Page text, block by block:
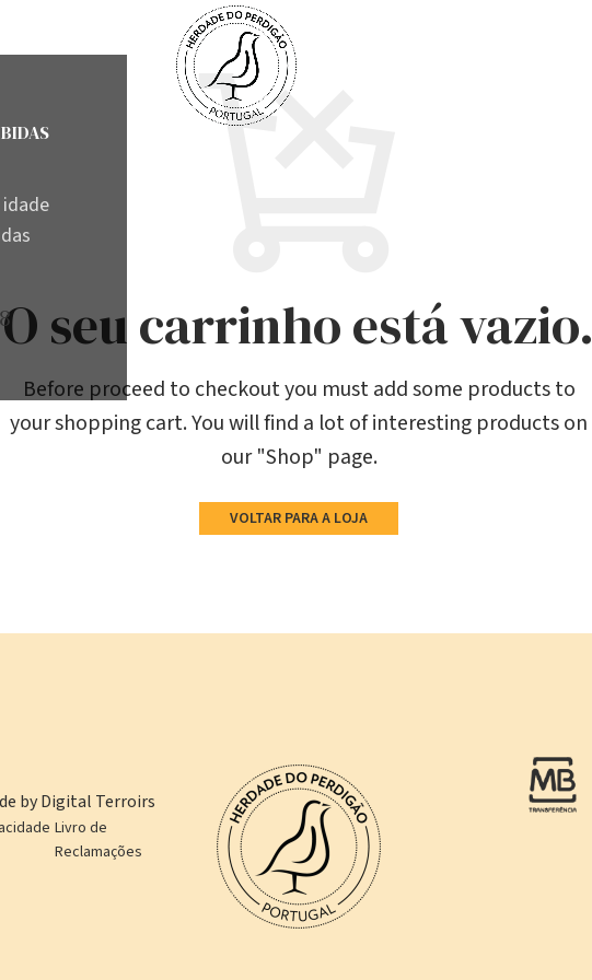
O seu carrinho está vazio.
Before proceed to checkout you must add some products to
your shopping cart. You will find a lot of interesting products on
our "Shop" page.
VOLTAR PARA A LOJA
by Digital Terroirs
Livro de
Reclamações